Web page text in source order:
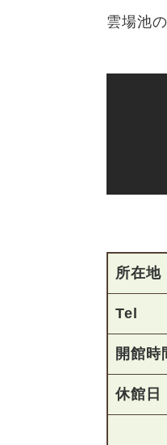
雲場池
所在地
Tel
開館時
休館日